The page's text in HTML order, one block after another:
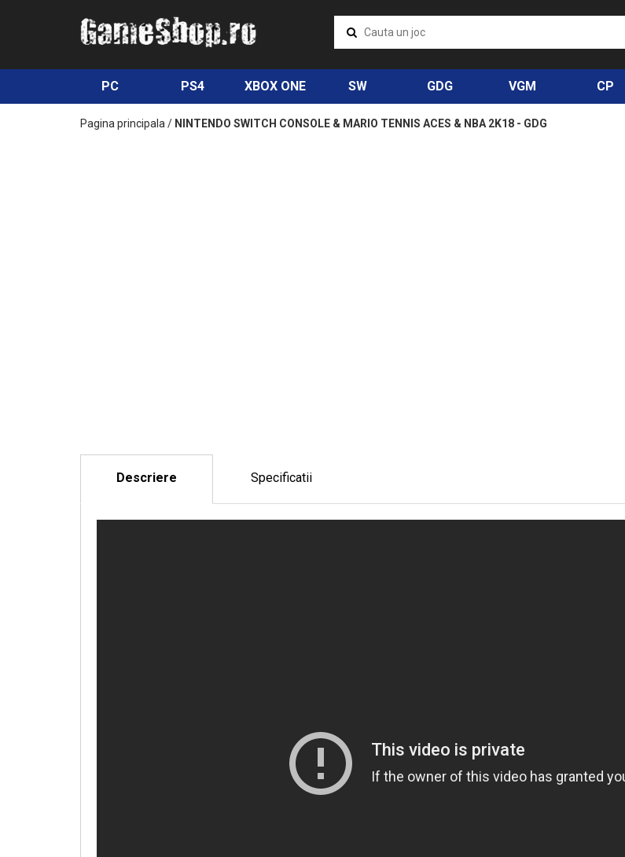
PC PS4 XBOX ONE SW GDG VGM CP
Pagina principala / NINTENDO SWITCH CONSOLE & MARIO TENNIS ACES & NBA 2K18 - GDG
Descriere Specificatii